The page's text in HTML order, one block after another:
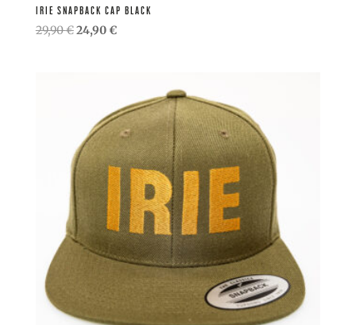
IRIE SNAPBACK CAP BLACK
29,90€Ursprünglicher
24,90€Aktueller